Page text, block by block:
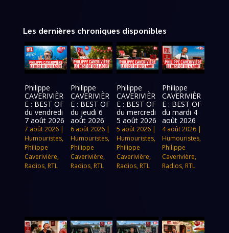
Les dernières chroniques disponibles
Philippe
CAVERIVIÈR
E : BEST OF
du vendredi
7 août 2026
7 août 2026 |
Humouristes,
Philippe
Caverivière,
Radios, RTL
Philippe
CAVERIVIÈR
E : BEST OF
du jeudi 6
août 2026
6 août 2026|
Humouristes,
Philippe
Caverivière,
Radios, RTL
Philippe
CAVERIVIÈR
E : BEST OF
du mercredi
5 août 2026
5 août 2026|
Humouristes,
Philippe
Caverivière,
Radios, RTL
Philippe
CAVERIVIÈR
E : BEST OF
du mardi 4
août 2026
4 août 2026 |
Humouristes,
Philippe
Caverivière,
Radios, RTL